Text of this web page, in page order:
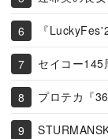
『
セイコー145
プロテカ『